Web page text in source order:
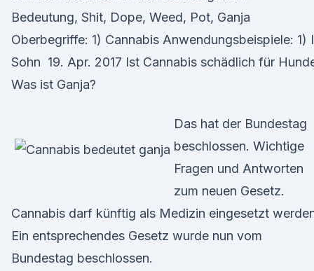
Bedeutung, Shit, Dope, Weed, Pot, Ganja
Oberbegriffe: 1) Cannabis Anwendungsbeispiele: 1)
Sohn 19. Apr. 2017 Ist Cannabis schädlich für
Was ist Ganja?
Das hat der Bundestag
beschlossen. Wichtige
Fragen und Antworten
zum neuen Gesetz.
Cannabis darf künftig als Medizin eingesetzt
Ein entsprechendes Gesetz wurde nun vom
Bundestag beschlossen.